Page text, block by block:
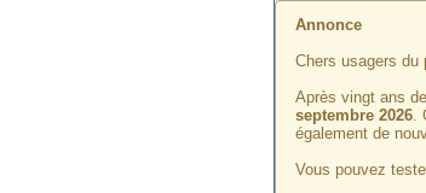
Annonce
Chers usagers du
Après vingt ans
septembre 2026.
également de
Vous pouvez